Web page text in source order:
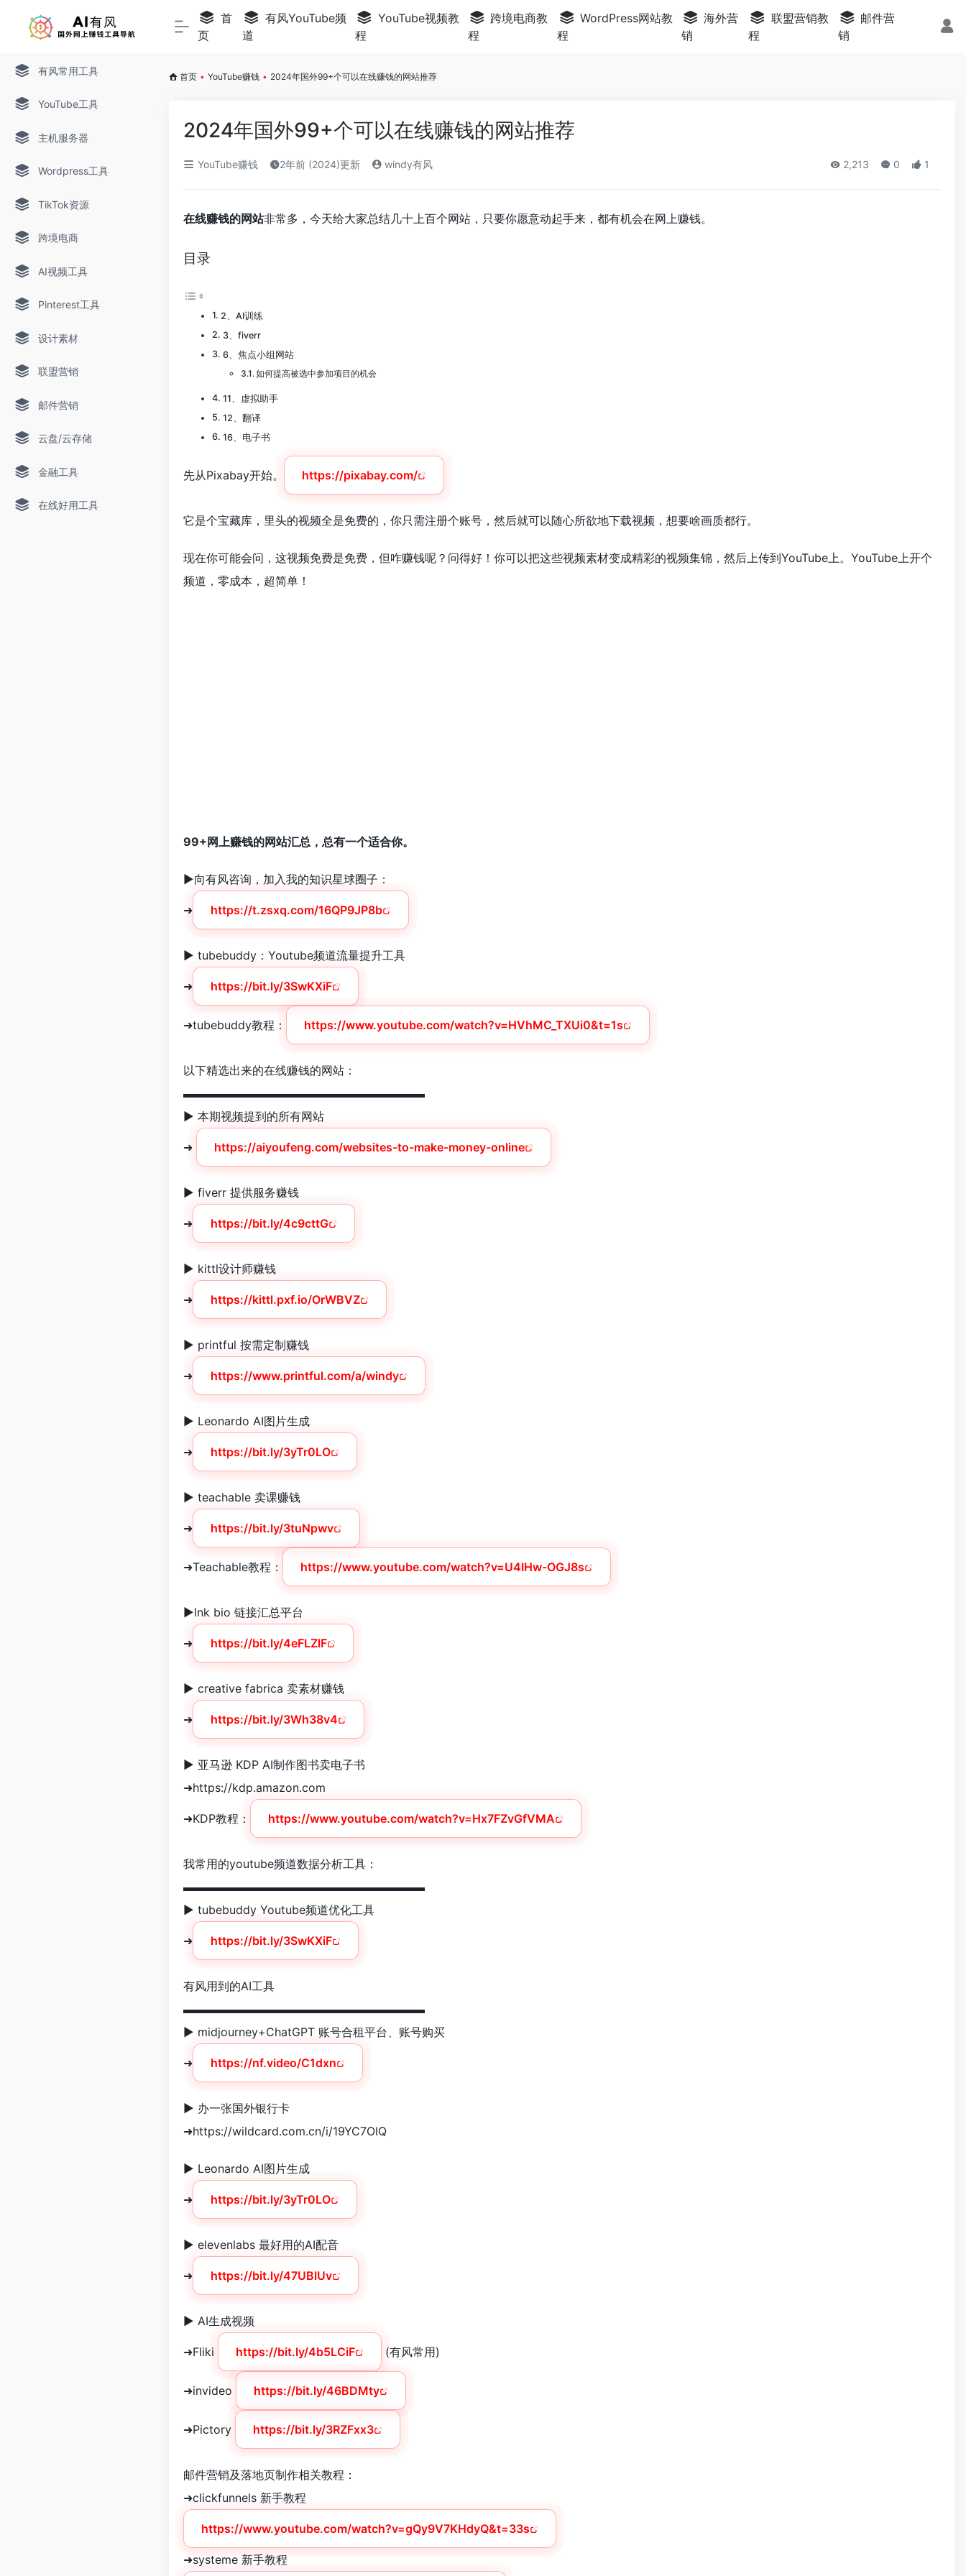
有风常用工具
YouTube工具
主机服务器
Wordpress工具
TikTok资源
跨境电商
AI视频工具
Pinterest工具
设计素材
联盟营销
邮件营销
云盘/云存储
金融工具
在线好用工具
首
页
有风YouTube频
道
YouTube视频教
程
跨境电商教
程
WordPress网站教
程
海外营
销
联盟营销教
程
邮件营
销
首页 • YouTube赚钱 • 2024年国外99+个可以在线赚钱的网站推荐
2024年国外99+个可以在线赚钱的网站推荐
YouTube赚钱 2年前 (2024)更新 windy有风 2,213 0 1
在线赚钱的网站非常多，今天给大家总结几十上百个网站，只要你愿意动起手来，都有机会在网上赚钱。
目录
2、AI训练
3、fiverr
6、焦点小组网站
如何提高被选中参加项目的机会
11、虚拟助手
12、翻译
16、电子书
先从Pixabay开始。 https://pixabay.com/
它是个宝藏库，里头的视频全是免费的，你只需注册个账号，然后就可以随心所欲地下载视频，想要啥画质都行。
现在你可能会问，这视频免费是免费，但咋赚钱呢？问得好！你可以把这些视频素材变成精彩的视频集锦，然后上传到YouTube上。YouTube上开个
频道，零成本，超简单！
99+网上赚钱的网站汇总，总有一个适合你。
►向有风咨询，加入我的知识星球圈子：
➜ https://t.zsxq.com/16QP9JP8b
► tubebuddy：Youtube频道流量提升工具
➜ https://bit.ly/3SwKXiF
➜tubebuddy教程： https://www.youtube.com/watch?v=HVhMC_TXUi0&t=1s
以下精选出来的在线赚钱的网站：
▬▬▬▬▬▬▬▬▬▬▬▬▬▬▬▬▬▬▬▬▬
► 本期视频提到的所有网站
➜ https://aiyoufeng.com/websites-to-make-money-online
► fiverr 提供服务赚钱
➜ https://bit.ly/4c9cttG
► kittl设计师赚钱
➜ https://kittl.pxf.io/OrWBVZ
► printful 按需定制赚钱
➜ https://www.printful.com/a/windy
► Leonardo AI图片生成
➜ https://bit.ly/3yTr0LO
► teachable 卖课赚钱
➜ https://bit.ly/3tuNpwv
➜Teachable教程： https://www.youtube.com/watch?v=U4IHw-OGJ8s
►lnk bio 链接汇总平台
➜ https://bit.ly/4eFLZlF
► creative fabrica 卖素材赚钱
➜ https://bit.ly/3Wh38v4
► 亚马逊 KDP AI制作图书卖电子书
➜https://kdp.amazon.com
➜KDP教程： https://www.youtube.com/watch?v=Hx7FZvGfVMA
我常用的youtube频道数据分析工具：
▬▬▬▬▬▬▬▬▬▬▬▬▬▬▬▬▬▬▬▬▬
► tubebuddy Youtube频道优化工具
➜ https://bit.ly/3SwKXiF
有风用到的AI工具
▬▬▬▬▬▬▬▬▬▬▬▬▬▬▬▬▬▬▬▬▬
► midjourney+ChatGPT 账号合租平台、账号购买
➜ https://nf.video/C1dxn
► 办一张国外银行卡
➜https://wildcard.com.cn/i/19YC7OIQ
► Leonardo AI图片生成
➜ https://bit.ly/3yTr0LO
► elevenlabs 最好用的AI配音
➜ https://bit.ly/47UBlUv
► AI生成视频
➜Fliki https://bit.ly/4b5LCiF (有风常用)
➜invideo https://bit.ly/46BDMty
➜Pictory https://bit.ly/3RZFxx3
邮件营销及落地页制作相关教程：
➜clickfunnels 新手教程
https://www.youtube.com/watch?v=gQy9V7KHdyQ&t=33s
➜systeme 新手教程